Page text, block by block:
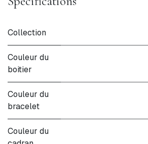
Collection
Couleur du
boitier
Couleur du
bracelet
Couleur du